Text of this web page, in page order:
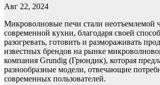
Авг 22, 2024
Микроволновые печи стали неотъемлемой
современной кухни, благодаря своей
разогревать, готовить и размораживать
известных брендов на рынке
компания Grundig (Грюндик), которая
разнообразные модели, отвечающие
современных пользователей.